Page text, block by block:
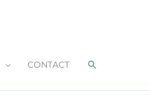
CONTACT Zoeken